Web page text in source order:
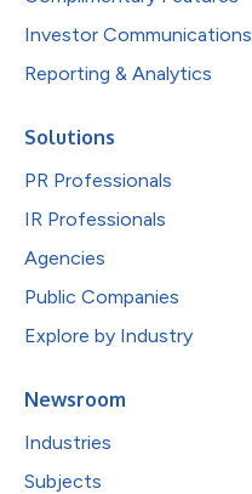
Investor Communications
Reporting & Analytics
Solutions
PR Professionals
IR Professionals
Agencies
Public Companies
Explore by Industry
Newsroom
Industries
Subjects